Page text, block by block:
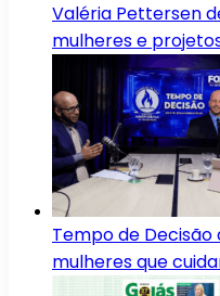
Valéria Pettersen
mulheres e
Tempo de
mulheres que